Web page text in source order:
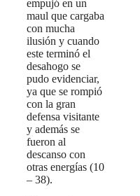
empujó en un
maul que cargaba
con mucha
ilusión y cuando
este terminó el
desahogo se
pudo evidenciar,
ya que se rompió
con la gran
defensa visitante
y además se
fueron al
descanso con
otras energías (10
– 38).